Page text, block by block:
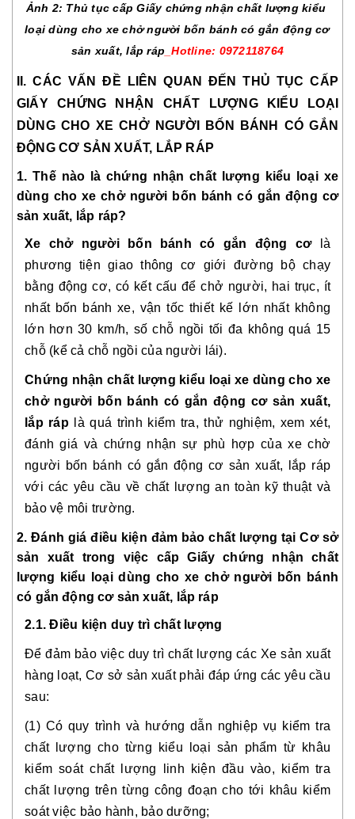
Ảnh 2: Thủ tục cấp Giấy chứng nhận chất lượng kiểu
loại dùng cho xe chở người bốn bánh có gắn động cơ
sản xuất, lắp ráp _Hotline: 0972118764
II. CÁC VẤN ĐỀ LIÊN QUAN ĐẾN THỦ TỤC CẤP
GIẤY CHỨNG NHẬN CHẤT LƯỢNG KIỂU LOẠI
DÙNG CHO XE CHỞ NGƯỜI BỐN BÁNH CÓ GẮN
ĐỘNG CƠ SẢN XUẤT, LẮP RÁP
1. Thế nào là chứng nhận chất lượng kiểu loại xe
dùng cho xe chở người bốn bánh có gắn động cơ
sản xuất, lắp ráp?
Xe chở người bốn bánh có gắn động cơ
là
phương tiện giao thông cơ giới đường bộ chạy
bằng động cơ, có kết cấu để chở người, hai trục, ít
nhất bốn bánh xe, vận tốc thiết kế lớn nhất không
lớn hơn 30 km/h, số chỗ ngồi tối đa không quá 15
chỗ (kể cả chỗ ngồi của người lái).
Chứng nhận chất lượng kiểu loại xe dùng cho xe
chở người bốn bánh có gắn động cơ sản xuất,
lắp ráp là quá trình kiểm tra, thử nghiệm, xem xét,
đánh giá và chứng nhận sự phù hợp của xe chờ
người bốn bánh có gắn động cơ sản xuất, lắp ráp
với các yêu cầu về chất lượng an toàn kỹ thuật và
bảo vệ môi trường.
2. Đánh giá điều kiện đảm bảo chất lượng tại Cơ sở
sản xuất trong việc cấp Giấy chứng nhận chất
lượng kiểu loại dùng cho xe chở người bốn bánh
có gắn động cơ sản xuất, lắp ráp
2.1. Điều kiện duy trì chất lượng
Để đảm bảo việc duy trì chất lượng các Xe sản xuất
hàng loạt, Cơ sở sản xuất phải đáp ứng các yêu cầu
sau:
(1) Có quy trình và hướng dẫn nghiệp vụ kiểm tra
chất lượng cho từng kiểu loại sản phẩm từ khâu
kiểm soát chất lượng linh kiện đầu vào, kiểm tra
chất lượng trên từng công đoạn cho tới khâu kiểm
soát việc bảo hành, bảo dưỡng;